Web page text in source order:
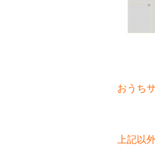
おうち
上記以